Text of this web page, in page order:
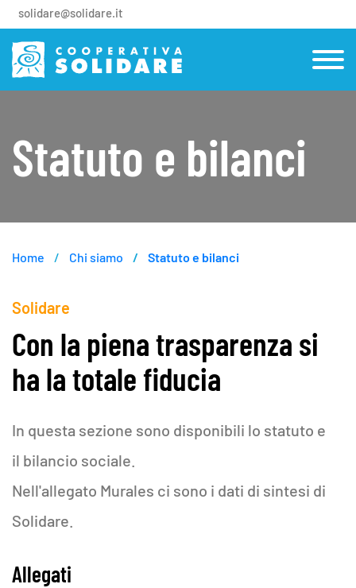
solidare@solidare.it
Statuto e bilanci
Home Chi siamo Statuto e bilanci
Solidare
Con la piena trasparenza si
ha la totale fiducia
In questa sezione sono disponibili lo statuto e
il bilancio sociale.
Nell'allegato Murales ci sono i dati di sintesi di
Solidare.
Allegati